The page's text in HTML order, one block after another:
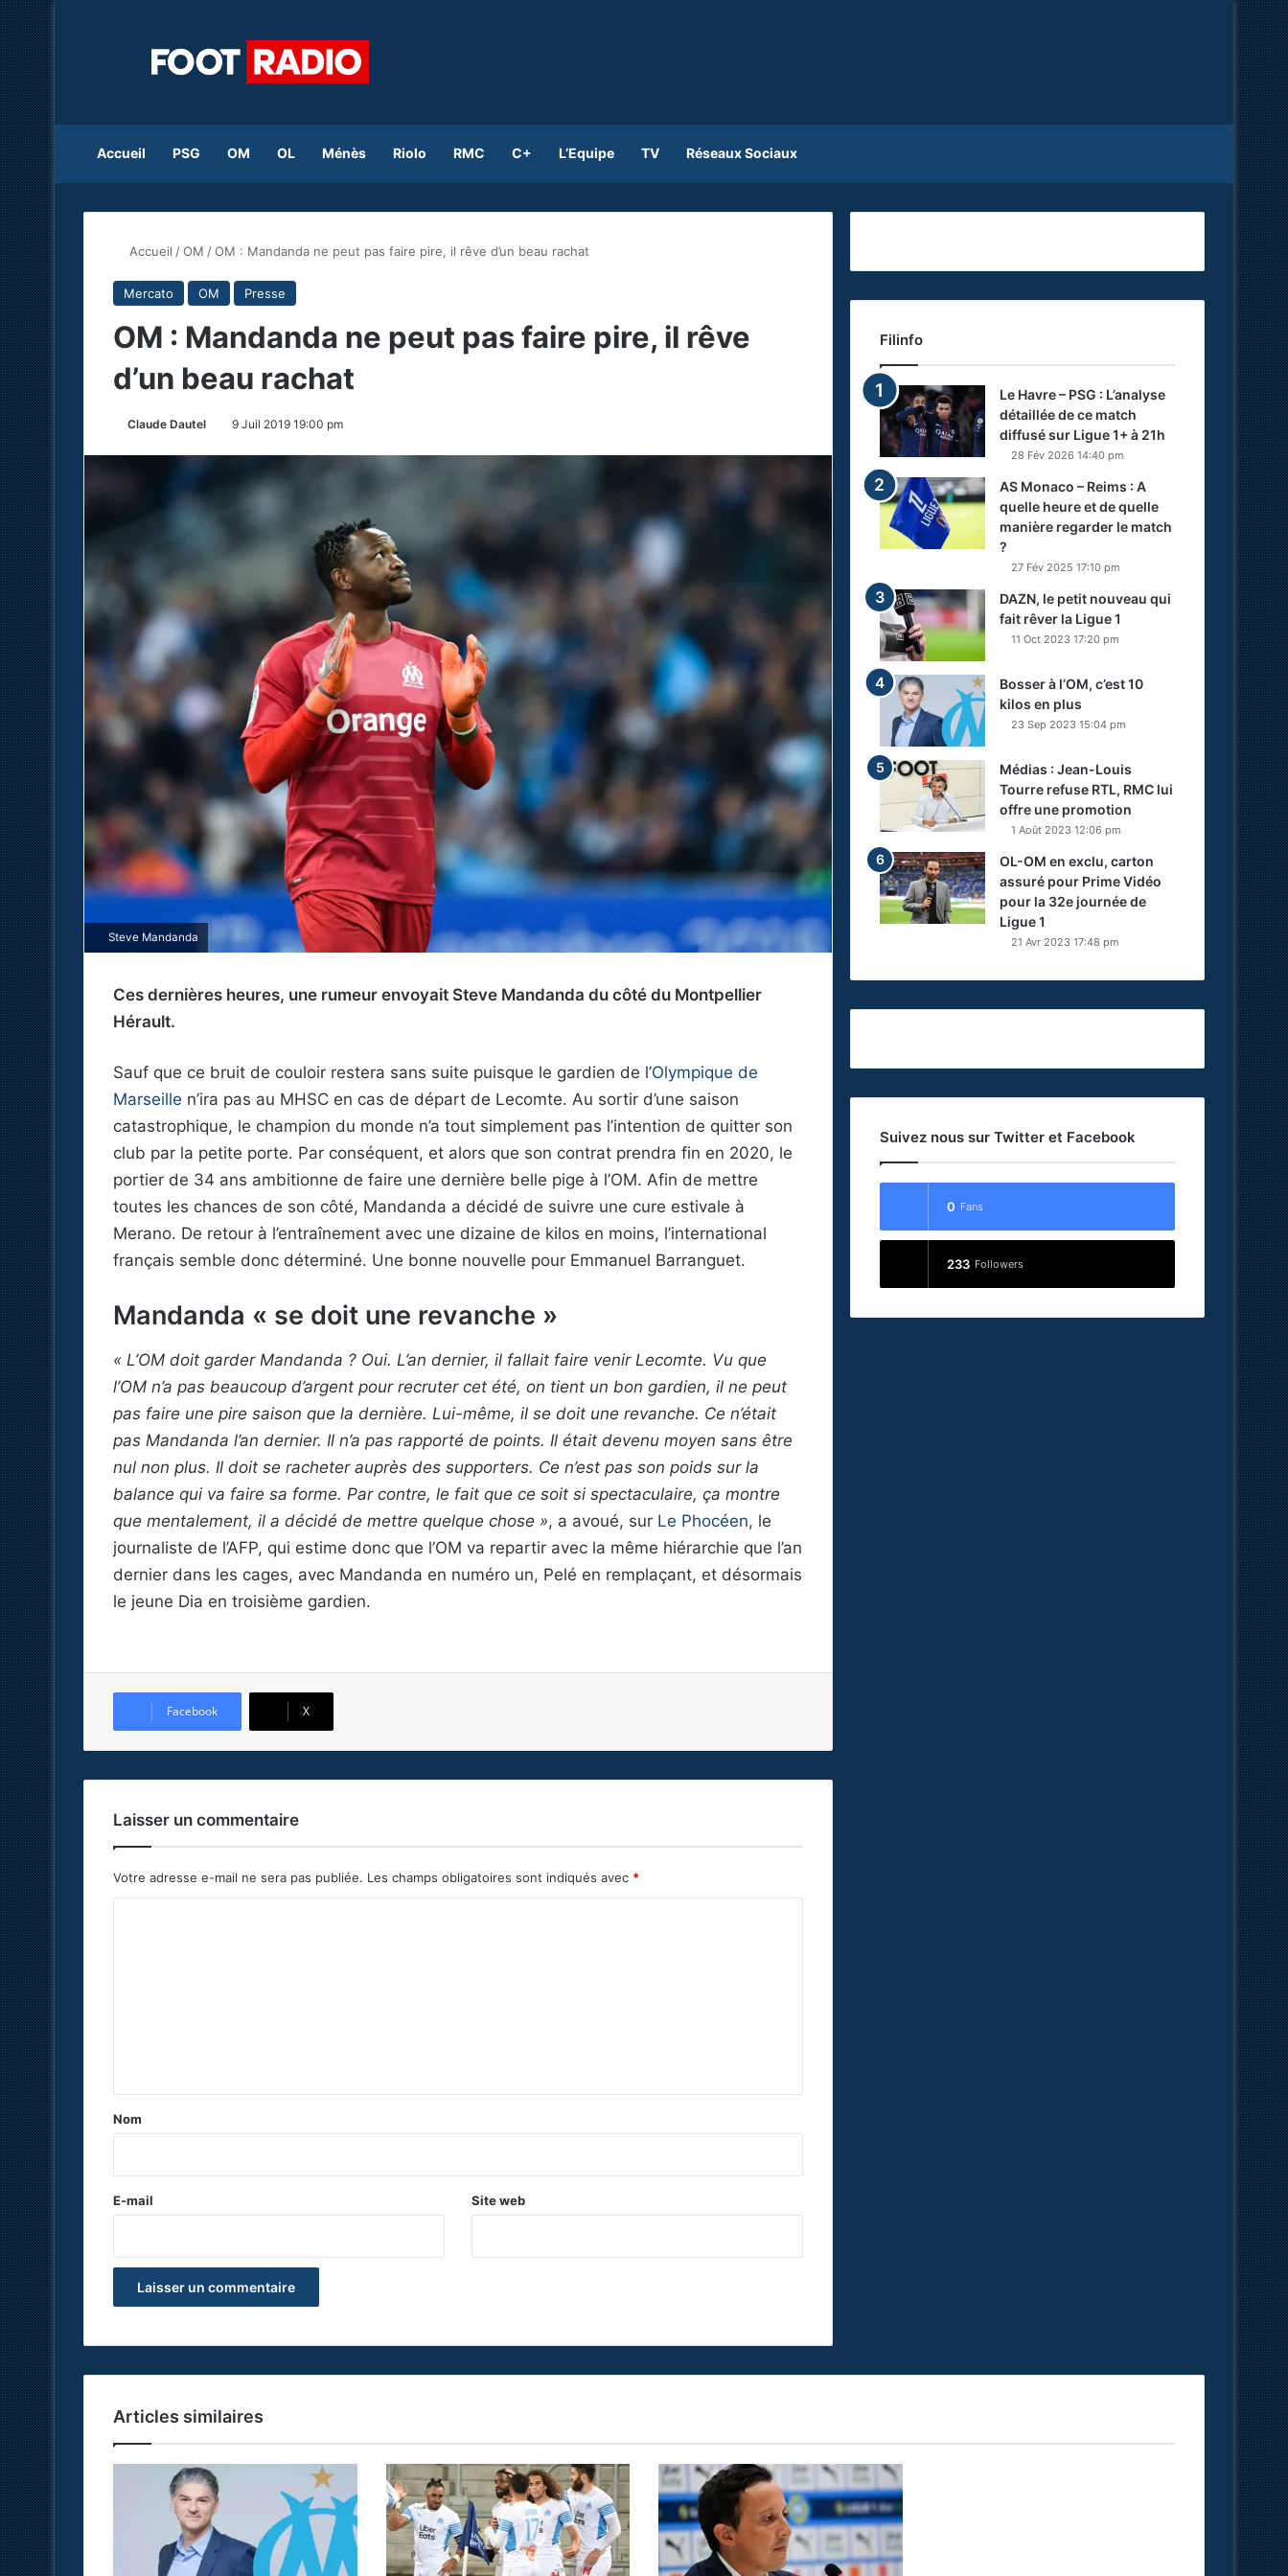
Accueil PSG OM OL Ménès Riolo RMC C+ L’Equipe TV Réseaux Sociaux
Accueil /OM /OM : Mandanda ne peut pas faire pire, il rêve d’un beau rachat
Mercato OM Presse
OM : Mandanda ne peut pas faire pire, il rêve
d’un beau rachat
Claude Dautel 9 Juil 2019 19:00 pm
Steve Mandanda
Ces dernières heures, une rumeur envoyait Steve Mandanda du côté du Montpellier
Hérault.
Sauf que ce bruit de couloir restera sans suite puisque le gardien de l’Olympique de
Marseille n’ira pas au MHSC en cas de départ de Lecomte. Au sortir d’une saison
catastrophique, le champion du monde n’a tout simplement pas l’intention de quitter son
club par la petite porte. Par conséquent, et alors que son contrat prendra fin en 2020, le
portier de 34 ans ambitionne de faire une dernière belle pige à l’OM. Afin de mettre
toutes les chances de son côté, Mandanda a décidé de suivre une cure estivale à
Merano. De retour à l’entraînement avec une dizaine de kilos en moins, l’international
français semble donc déterminé. Une bonne nouvelle pour Emmanuel Barranguet.
Mandanda « se doit une revanche »
« L’OM doit garder Mandanda ? Oui. L’an dernier, il fallait faire venir Lecomte. Vu que
l’OM n’a pas beaucoup d’argent pour recruter cet été, on tient un bon gardien, il ne peut
pas faire une pire saison que la dernière. Lui-même, il se doit une revanche. Ce n’était
pas Mandanda l’an dernier. Il n’a pas rapporté de points. Il était devenu moyen sans être
nul non plus. Il doit se racheter auprès des supporters. Ce n’est pas son poids sur la
balance qui va faire sa forme. Par contre, le fait que ce soit si spectaculaire, ça montre
que mentalement, il a décidé de mettre quelque chose », a avoué, sur Le Phocéen, le
journaliste de l’AFP, qui estime donc que l’OM va repartir avec la même hiérarchie que l’an
dernier dans les cages, avec Mandanda en numéro un, Pelé en remplaçant, et désormais
le jeune Dia en troisième gardien.
Facebook X
Laisser un commentaire
Votre adresse e-mail ne sera pas publiée. Les champs obligatoires sont indiqués avec *
a
e
Nom
E-mail Site web
Filinfo
Le Havre – PSG : L’analyse
détaillée de ce match
diffusé sur Ligue 1+ à 21h
28 Fév 2026 14:40 pm
AS Monaco – Reims : A
quelle heure et de quelle
manière regarder le match
?
27 Fév 2025 17:10 pm
DAZN, le petit nouveau qui
fait rêver la Ligue 1
11 Oct 2023 17:20 pm
Bosser à l’OM, c’est 10
kilos en plus
23 Sep 2023 15:04 pm
Médias : Jean-Louis
Tourre refuse RTL, RMC lui
offre une promotion
1 Août 2023 12:06 pm
OL-OM en exclu, carton
assuré pour Prime Vidéo
pour la 32e journée de
Ligue 1
21 Avr 2023 17:48 pm
Suivez nous sur Twitter et Facebook
0 Fans
233 Followers
Articles similaires